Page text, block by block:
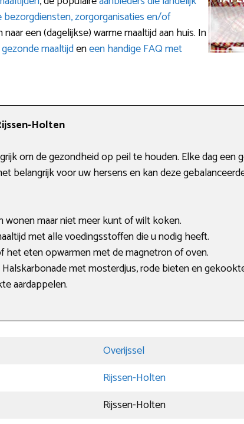
bezorgdiensten, zorgorganisaties en/of
een (dagelijkse) warme maaltijd aan huis. In
maaltijdeneen handige FAQ met
Holten
om de gezondheid op peil te houden. Elke dag
belangrijk voor uw hersens en kan deze
wonen maar niet meer kunt of wilt koken.
met alle voedingsstoffen die u nodig heeft.
het eten opwarmen met de magnetron of oven.
met mosterdjus, rode bieten en
aardappelen.
Overijssel
Rijssen-Holten
Rijssen-Holten